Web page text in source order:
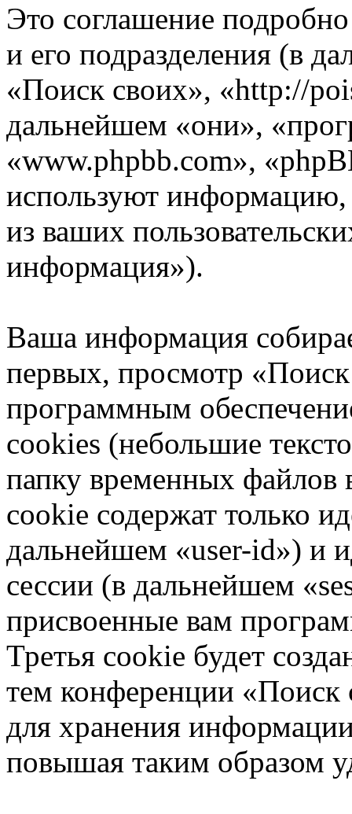
Это соглашение
и его подразделения (в
«Поиск своих», «http://
дальнейшем «они»,
«www.phpbb.com»,
используют
из ваших
информация»).
Ваша информация
первых, просмотр
программным
cookies (небольшие
папку временных файлов
cookie содержат только
дальнейшем «user-id») и
сессии (в дальнейшем
присвоенные вам
Третья cookie будет
тем конференции «Поиск
для хранения
повышая таким образом